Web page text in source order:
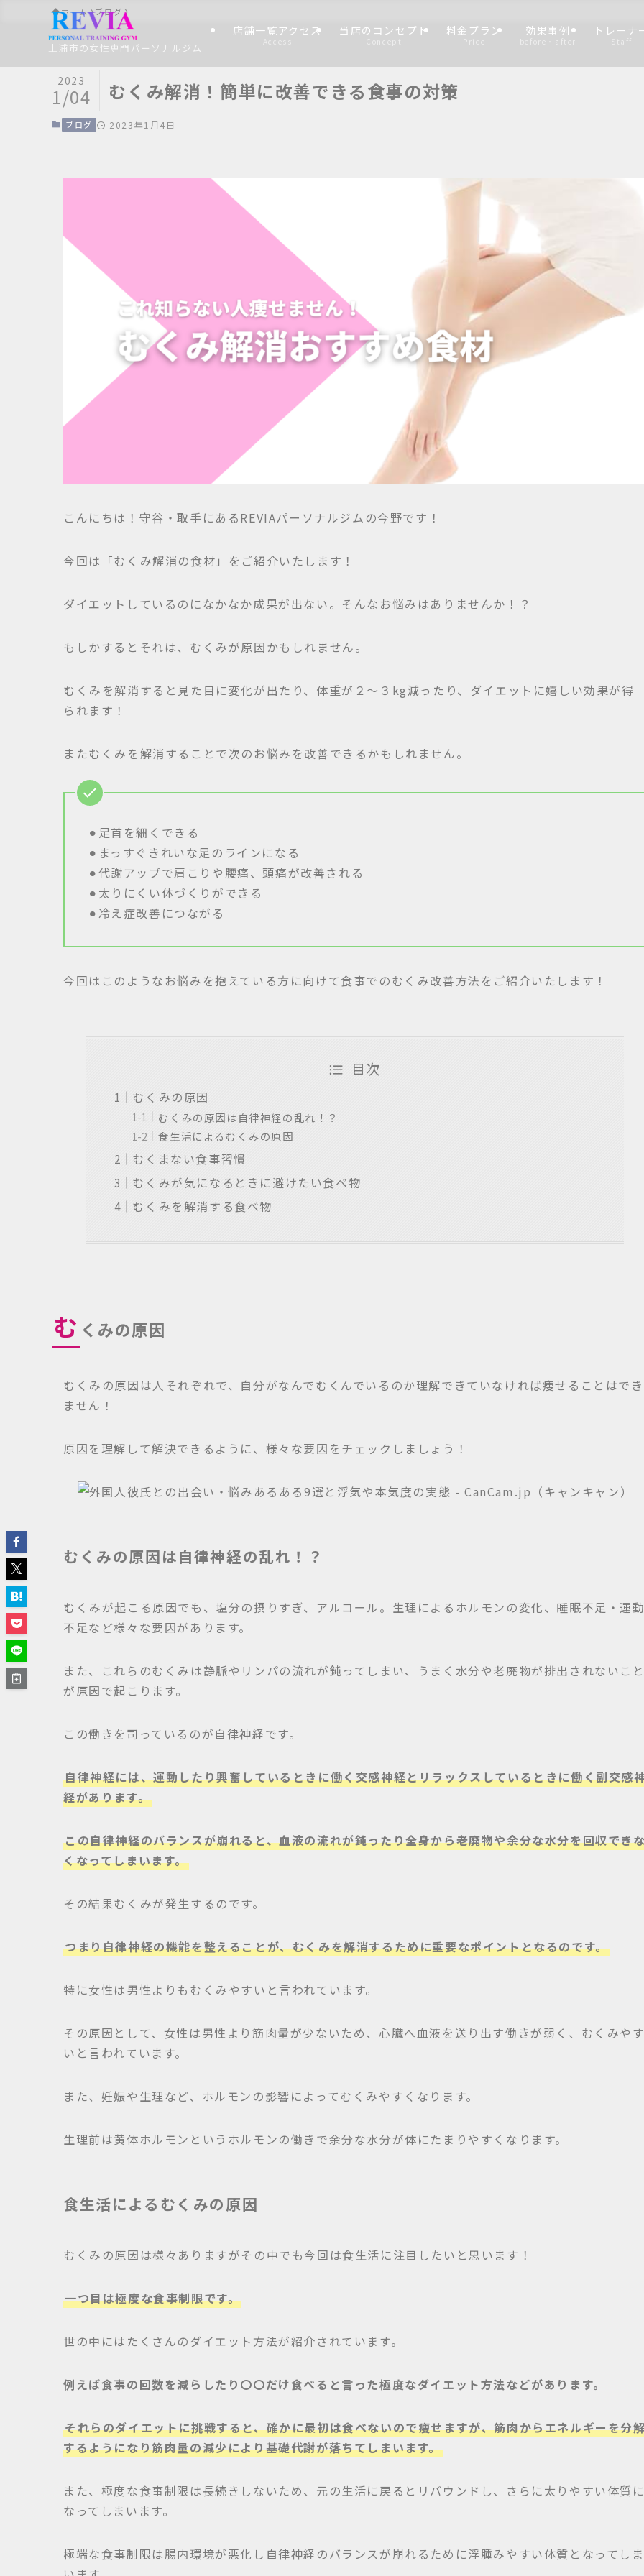
土浦市の女性専門パーソナルジム
店舗一覧アクセス
Access
当店のコンセプト
Concept
料金プラン
Price
効果事例
before・after
トレーナ
Staff
ホーム ブログ
むくみ解消！簡単に改善できる食事の対策
2023
1/04
ブログ 2023年1月4日
こんにちは！守谷・取手にあるREVIAパーソナルジムの今野です！
今回は「むくみ解消の食材」をご紹介いたします！
ダイエットしているのになかなか成果が出ない。そんなお悩みはありませんか！？
もしかするとそれは、むくみが原因かもしれません。
むくみを解消すると見た目に変化が出たり、体重が２〜３kg減ったり、ダイエットに嬉しい効果が得
られます！
またむくみを解消することで次のお悩みを改善できるかもしれません。
⚫︎足首を細くできる
⚫︎まっすぐきれいな足のラインになる
⚫︎代謝アップで肩こりや腰痛、頭痛が改善される
⚫︎太りにくい体づくりができる
⚫︎冷え症改善につながる
今回はこのようなお悩みを抱えている方に向けて食事でのむくみ改善方法をご紹介いたします！
目次
むくみの原因
むくみの原因は自律神経の乱れ！？
食生活によるむくみの原因
むくまない食事習慣
むくみが気になるときに避けたい食べ物
むくみを解消する食べ物
む くみの原因
むくみの原因は人それぞれで、自分がなんでむくんでいるのか理解できていなければ痩せることはでき
ません！
原因を理解して解決できるように、様々な要因をチェックしましょう！
むくみの原因は自律神経の乱れ！？
むくみが起こる原因でも、塩分の摂りすぎ、アルコール。生理によるホルモンの変化、睡眠不足・運動
不足など様々な要因があります。
また、これらのむくみは静脈やリンパの流れが鈍ってしまい、うまく水分や老廃物が排出されないこと
が原因で起こります。
この働きを司っているのが自律神経です。
自律神経には、運動したり興奮しているときに働く交感神経とリラックスしているときに働く副交感
経があります。
この自律神経のバランスが崩れると、血液の流れが鈍ったり全身から老廃物や余分な水分を回収でき
くなってしまいます。
その結果むくみが発生するのです。
つまり自律神経の機能を整えることが、むくみを解消するために重要なポイントとなるのです。
特に女性は男性よりもむくみやすいと言われています。
その原因として、女性は男性より筋肉量が少ないため、心臓へ血液を送り出す働きが弱く、むくみやす
いと言われています。
また、妊娠や生理など、ホルモンの影響によってむくみやすくなります。
生理前は黄体ホルモンというホルモンの働きで余分な水分が体にたまりやすくなります。
食生活によるむくみの原因
むくみの原因は様々ありますがその中でも今回は食生活に注目したいと思います！
一つ目は極度な食事制限です。
世の中にはたくさんのダイエット方法が紹介されています。
例えば食事の回数を減らしたり〇〇だけ食べると言った極度なダイエット方法などがあります。
それらのダイエットに挑戦すると、確かに最初は食べないので痩せますが、筋肉からエネルギーを分
するようになり筋肉量の減少により基礎代謝が落ちてしまいます。
また、極度な食事制限は長続きしないため、元の生活に戻るとリバウンドし、さらに太りやすい体質に
なってしまいます。
極端な食事制限は腸内環境が悪化し自律神経のバランスが崩れるために浮腫みやすい体質となってしま